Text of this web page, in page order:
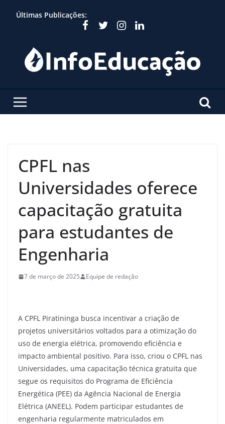
Últimas Publicações:
CPFL nas
Universidades oferece
capacitação gratuita
para estudantes de
Engenharia
7 de março de 2025 Equipe de redação
A CPFL Piratininga busca incentivar a criação de
projetos universitários voltados para a otimização do
uso de energia elétrica, promovendo eficiência e
impacto ambiental positivo. Para isso, criou o CPFL nas
Universidades, uma capacitação técnica gratuita que
segue os requisitos do Programa de Eficiência
Energética (PEE) da Agência Nacional de Energia
Elétrica (ANEEL). Podem participar estudantes de
engenharia regularmente matriculados em